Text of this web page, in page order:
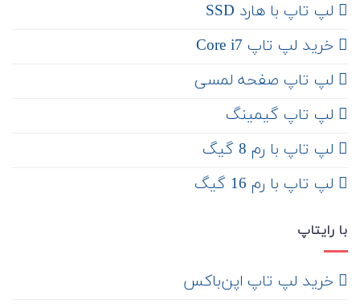
لپ تاپ با هارد SSD
خرید لپ تاپ Core i7
لپ تاپ صفحه لمسی
لپ تاپ گیمینگ
لپ تاپ با رم 8 گیگ
لپ تاپ با رم 16 گیگ
با رایتاپ
‌ خرید لپ تاپ اپن‌باکس